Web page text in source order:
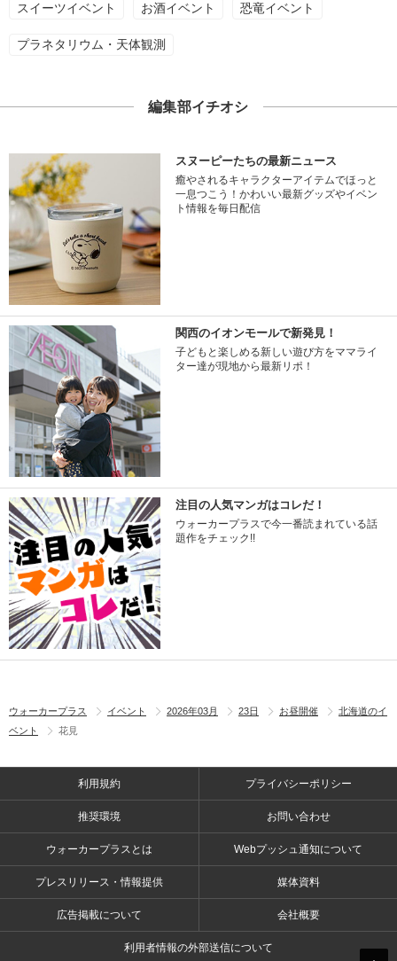
スイーツイベント お酒イベント 恐竜イベント
プラネタリウム・天体観測
編集部イチオシ
スヌーピーたちの最新ニュース
癒やされるキャラクターアイテムでほっと
一息つこう！かわいい最新グッズやイベン
ト情報を毎日配信
関西のイオンモールで新発見！
子どもと楽しめる新しい遊び方をママライ
ター達が現地から最新リポ！
注目の人気マンガはコレだ！
ウォーカープラスで今一番読まれている話
題作をチェック!!
ウォーカープラス イベント 2026年03月 23日 お昼開催
北海道のイ
ベント
花見
利用規約 プライバシーポリシー
推奨環境 お問い合わせ
ウォーカープラスとは Webプッシュ通知について
プレスリリース・情報提供 媒体資料
広告掲載について 会社概要
利用者情報の外部送信について